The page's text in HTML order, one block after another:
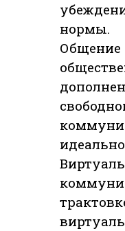
нормы.
Общение